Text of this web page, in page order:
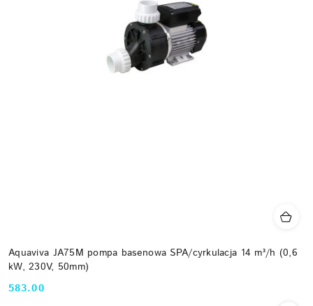
Aquaviva JA75M pompa basenowa SPA/cyrkulacja 14 m³/h (0,6
kW, 230V, 50mm)
Cena:
583.00